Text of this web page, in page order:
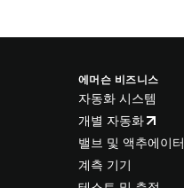
에머슨 비즈니스
자동화 시스템
개별 자동화
밸브 및 액추에이터
계측 기기